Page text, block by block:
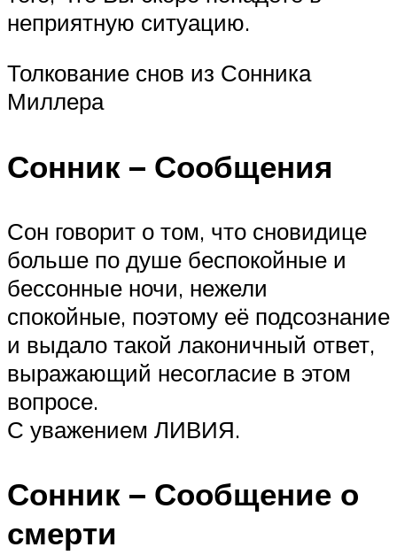
неприятную ситуацию.
Толкование снов из Сонника
Миллера
Сонник – Сообщения
Сон говорит о том, что сновидице
больше по душе беспокойные и
бессонные ночи, нежели
спокойные, поэтому её подсознание
и выдало такой лаконичный ответ,
выражающий несогласие в этом
вопросе.
С уважением ЛИВИЯ.
Сонник – Сообщение о
смерти